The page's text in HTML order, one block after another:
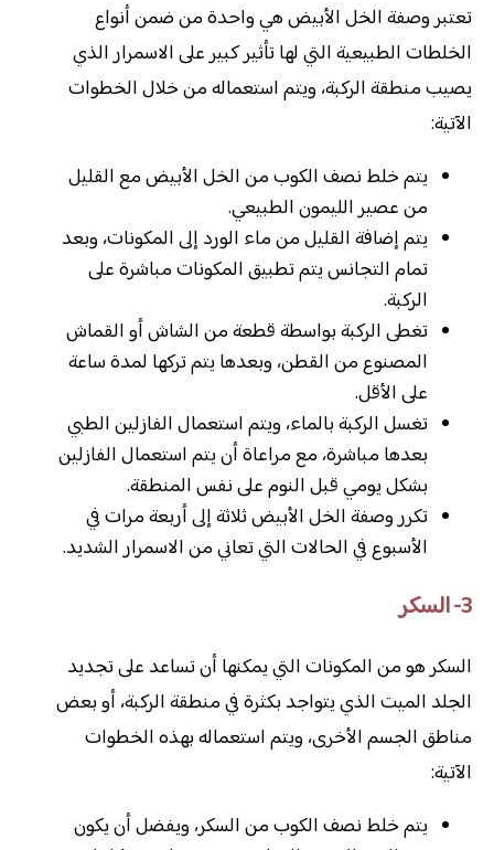
تعتبر وصفة الخل الأبيض هي واحدة من ضمن أنواع
الخلطات الطبيعية التي لها تأثير كبير على الاسمرار الذي
يصيب منطقة الركبة، ويتم استعماله من خلال الخطوات
الآتية:
يتم خلط نصف الكوب من الخل الأبيض مع القليل
من عصير الليمون الطبيعي.
يتم إضافة القليل من ماء الورد إلى المكونات، وبعد
تمام التجانس يتم تطبيق المكونات مباشرة على
الركبة.
تغطى الركبة بواسطة قطعة من الشاش أو القماش
المصنوع من القطن، وبعدها يتم تركها لمدة ساعة
على الأقل.
تغسل الركبة بالماء، ويتم استعمال الفازلين الطبي
بعدها مباشرة، مع مراعاة أن يتم استعمال الفازلين
بشكل يومي قبل النوم على نفس المنطقة.
تكرر وصفة الخل الأبيض ثلاثة إلى أربعة مرات في
الأسبوع في الحالات التي تعاني من الاسمرار الشديد.
3- السكر
السكر هو من المكونات التي يمكنها أن تساعد على تجديد
الجلد الميت الذي يتواجد بكثرة في منطقة الركبة، أو بعض
مناطق الجسم الأخرى، ويتم استعماله بهذه الخطوات
الآتية:
يتم خلط نصف الكوب من السكر، ويفضل أن يكون